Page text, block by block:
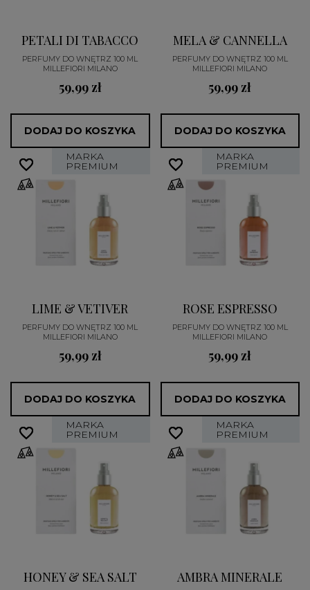
PETALI DI TABACCO
PERFUMY DO WNĘTRZ 100 ML
MILLEFIORI MILANO
59,99 zł
DODAJ DO KOSZYKA
MELA & CANNELLA
PERFUMY DO WNĘTRZ 100 ML
MILLEFIORI MILANO
59,99 zł
DODAJ DO KOSZYKA
MARKA
PREMIUM
LIME & VETIVER
PERFUMY DO WNĘTRZ 100 ML
MILLEFIORI MILANO
59,99 zł
DODAJ DO KOSZYKA
favorite_border
favorite_border MARKA
PREMIUM
ROSE ESPRESSO
PERFUMY DO WNĘTRZ 100 ML
MILLEFIORI MILANO
59,99 zł
DODAJ DO KOSZYKA
favorite_border
favorite_border
MARKA
PREMIUM
HONEY & SEA SALT
favorite_border
favorite_border MARKA
PREMIUM
AMBRA MINERALE
favorite_border
favorite_border